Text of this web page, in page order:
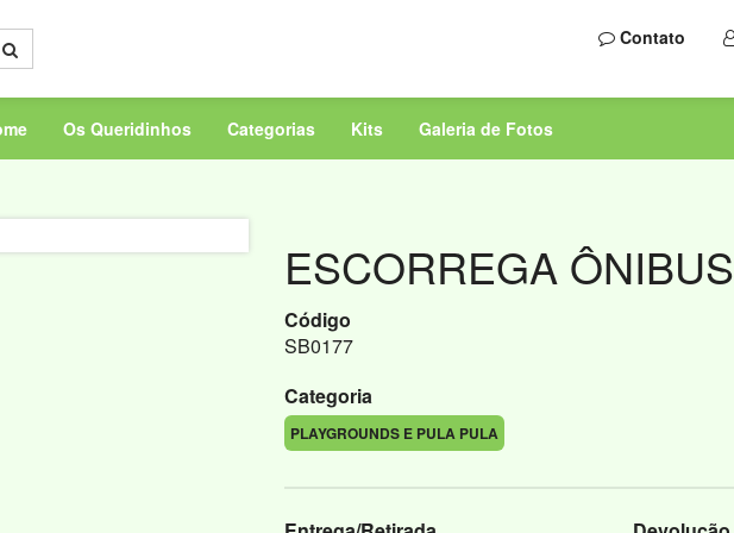
Contato
Os Queridinhos Categorias Kits Galeria de Fotos
ESCORREGA ÔNIBUS
Código
SB0177
Categoria
PLAYGROUNDS E PULA PULA